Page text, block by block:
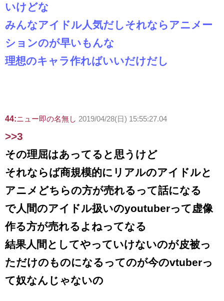
いけどな
みんなアイドル人気だしそれならアニメー
ションのが早いもんな
理想のキャラ作ればいいだけだし
44:ニュー即の名無し 2019/04/28(日) 15:55:27.04
>>3
その理屈はあってると思うけど
それならば商規模的にリアルのアイドルと
アニメどちらの方が売れるって話になる
で人間のアイドル扱いのyoutuberって虚像
作る方が売れるよねってなる
結果人間としてやっていけないのが皮被っ
ただけのものになるってのが今のvtuberっ
て奴なんじゃないの